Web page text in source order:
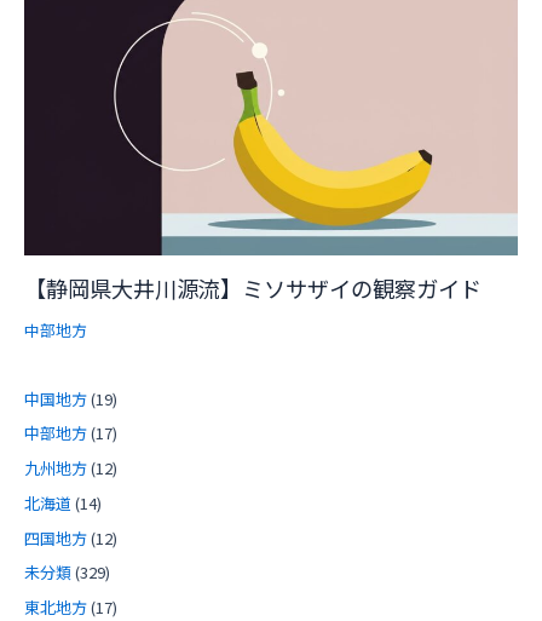
【静岡県大井川源流】ミソサザイの観察ガイド
中部地方
中国地方(19)
中部地方(17)
九州地方(12)
北海道 (14)
四国地方(12)
未分類(329)
東北地方(17)